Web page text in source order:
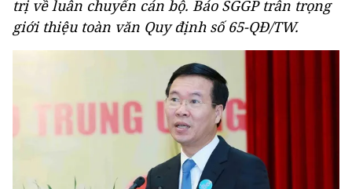
trị về luân chuyển cán bộ. Báo SGGP trân trọng
giới thiệu toàn văn Quy định số 65-QĐ/TW.